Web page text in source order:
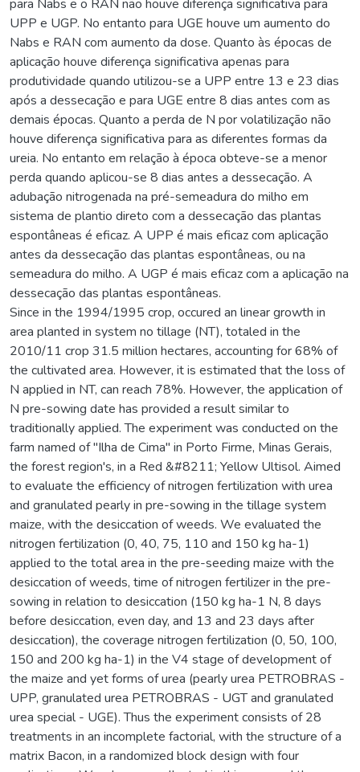
para Nabs e o RAN não houve diferença significativa para
UPP e UGP. No entanto para UGE houve um aumento do
Nabs e RAN com aumento da dose. Quanto às épocas de
aplicação houve diferença significativa apenas para
produtividade quando utilizou-se a UPP entre 13 e 23 dias
após a dessecação e para UGE entre 8 dias antes com as
demais épocas. Quanto a perda de N por volatilização não
houve diferença significativa para as diferentes formas da
ureia. No entanto em relação à época obteve-se a menor
perda quando aplicou-se 8 dias antes a dessecação. A
adubação nitrogenada na pré-semeadura do milho em
sistema de plantio direto com a dessecação das plantas
espontâneas é eficaz. A UPP é mais eficaz com aplicação
antes da dessecação das plantas espontâneas, ou na
semeadura do milho. A UGP é mais eficaz com a aplicação na
dessecação das plantas espontâneas.
Since in the 1994/1995 crop, occured an linear growth in
area planted in system no tillage (NT), totaled in the
2010/11 crop 31.5 million hectares, accounting for 68% of
the cultivated area. However, it is estimated that the loss of
N applied in NT, can reach 78%. However, the application of
N pre-sowing date has provided a result similar to
traditionally applied. The experiment was conducted on the
farm named of "Ilha de Cima" in Porto Firme, Minas Gerais,
the forest region's, in a Red &#8211; Yellow Ultisol. Aimed
to evaluate the efficiency of nitrogen fertilization with urea
and granulated pearly in pre-sowing in the tillage system
maize, with the desiccation of weeds. We evaluated the
nitrogen fertilization (0, 40, 75, 110 and 150 kg ha-1)
applied to the total area in the pre-seeding maize with the
desiccation of weeds, time of nitrogen fertilizer in the pre-
sowing in relation to desiccation (150 kg ha-1 N, 8 days
before desiccation, even day, and 13 and 23 days after
desiccation), the coverage nitrogen fertilization (0, 50, 100,
150 and 200 kg ha-1) in the V4 stage of development of
the maize and yet forms of urea (pearly urea PETROBRAS -
UPP, granulated urea PETROBRAS - UGT and granulated
urea special - UGE). Thus the experiment consists of 28
treatments in an incomplete factorial, with the structure of a
matrix Bacon, in a randomized block design with four